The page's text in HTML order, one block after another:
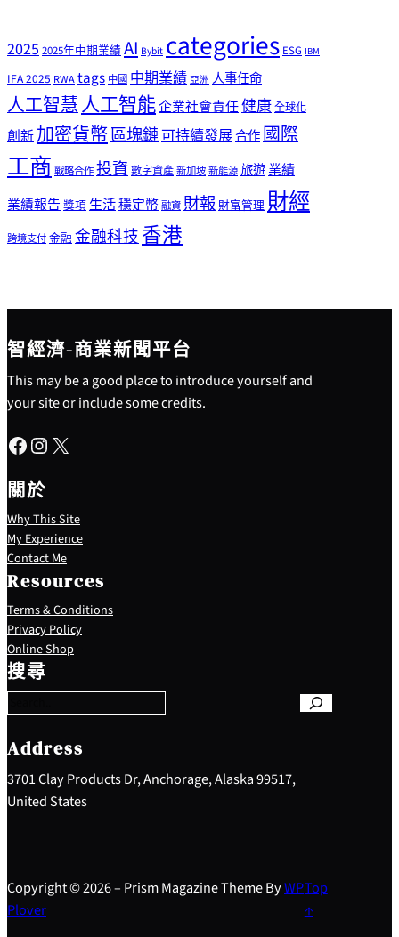
2025 2025年中期業績AI Bybitcategories ESG IBM
IFA 2025 RWAtags 中國 中期業績 亞洲 人事任命
人工智慧人工智能企業社會責任健康全球化
創新加密貨幣區塊鏈可持續發展合作國際
工商 戰略合作投資數字資產新加坡新能源旅遊業績
業績報告 獎項生活穩定幣融資 財報 財富管理 財經
跨境支付金融 金融科技 香港
智經濟-商業新聞平台
This may be a good place to introduce yourself and
your site or include some credits.
Facebook Instagram X
關於
Why This Site
My Experience
Contact Me
Resources
Terms & Conditions
Privacy Policy
Online Shop
搜尋
S
e
a
c
h
Address
3701 Clay Products Dr, Anchorage, Alaska 99517,
United States
Copyright © 2026 – Prism Magazine Theme ByWP
Plover
Top
↑